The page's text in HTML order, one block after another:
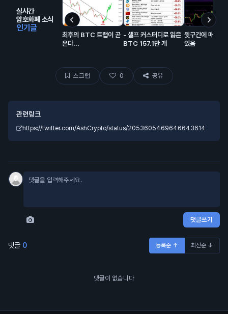
실시간
암호화폐 소식
인기글
최후의 BTC 트랩이 곧
온다...
- 셀프 커스터디로 잃은
BTC 157.1만 개
윗구간에 매물
있음
스크랩 0 공유
관련링크
https://twitter.com/AshCrypto/status/2053605469646643614
댓글쓰기
댓글 0 등록순 ↑ 최신순 ↓
댓글이 없습니다